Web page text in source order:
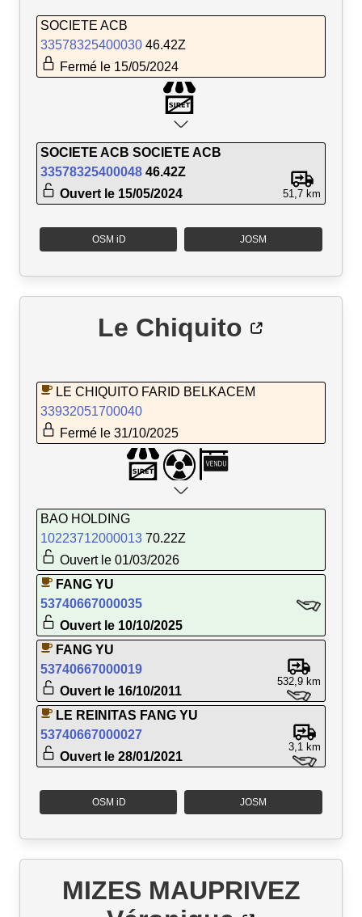
SOCIETE ACB
33578325400030 46.42Z
Fermé le 15/05/2024
SOCIETE ACB SOCIETE ACB
33578325400048 46.42Z
Ouvert le 15/05/2024
51,7 km
OSM iD JOSM
Le Chiquito
LE CHIQUITO FARID BELKACEM
33932051700040
Fermé le 31/10/2025
BAO HOLDING
10223712000013 70.22Z
Ouvert le 01/03/2026
FANG YU
53740667000035
Ouvert le 10/10/2025
FANG YU
53740667000019
Ouvert le 16/10/2011
532,9 km
LE REINITAS FANG YU
53740667000027
Ouvert le 28/01/2021
3,1 km
OSM iD JOSM
MIZES MAUPRIVEZ